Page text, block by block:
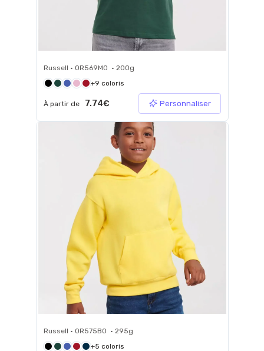
Russell • 0R569M0 • 200g
+9 coloris
À partir de 7.74€ Personnaliser
Russell • 0R575B0 • 295g
+5 coloris